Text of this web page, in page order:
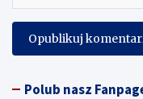
Polub nasz